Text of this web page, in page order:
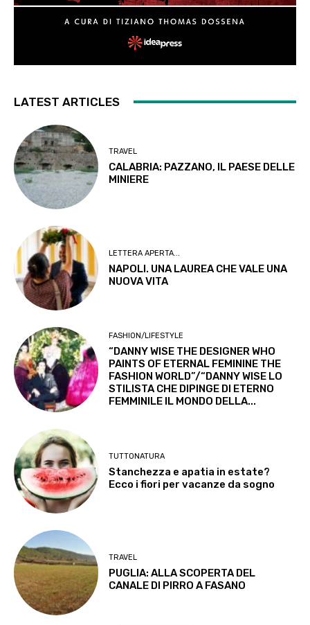
LATEST ARTICLES
TRAVEL
CALABRIA: PAZZANO, IL PAESE DELLE
MINIERE
LETTERA APERTA...
NAPOLI. UNA LAUREA CHE VALE UNA
NUOVA VITA
FASHION/LIFESTYLE
“DANNY WISE THE DESIGNER WHO
PAINTS OF ETERNAL FEMININE THE
FASHION WORLD”/“DANNY WISE LO
STILISTA CHE DIPINGE DI ETERNO
FEMMINILE IL MONDO DELLA...
TUTTONATURA
Stanchezza e apatia in estate?
Ecco i fiori per vacanze da sogno
TRAVEL
PUGLIA: ALLA SCOPERTA DEL
CANALE DI PIRRO A FASANO